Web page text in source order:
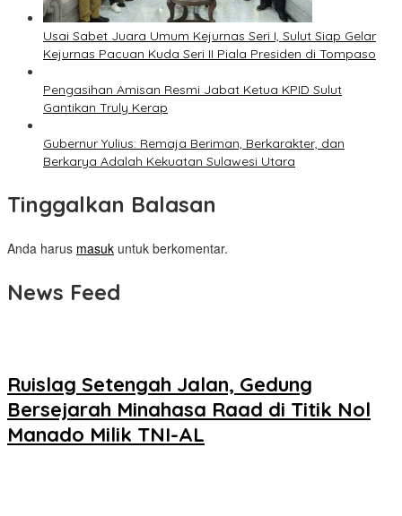
Usai Sabet Juara Umum Kejurnas Seri I, Sulut Siap Gelar
Kejurnas Pacuan Kuda Seri II Piala Presiden di Tompaso
Pengasihan Amisan Resmi Jabat Ketua KPID Sulut
Gantikan Truly Kerap
Gubernur Yulius: Remaja Beriman, Berkarakter, dan
Berkarya Adalah Kekuatan Sulawesi Utara
Tinggalkan Balasan
Anda harus masuk untuk berkomentar.
News Feed
Ruislag Setengah Jalan, Gedung
Bersejarah Minahasa Raad di Titik Nol
Manado Milik TNI-AL